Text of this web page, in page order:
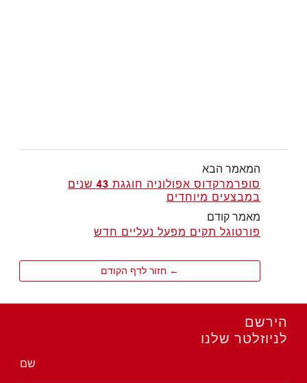
המאמר הבא
סופרמרקדוס אפולוניה חוגגת 43 שנים
במבצעים מיוחדים
מאמר קודם
פורטוגל תקים מפעל נעליים חדש
← חזור לדף הקודם
הירשם
לניוזלטר שלנו
שם